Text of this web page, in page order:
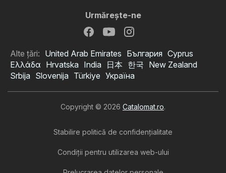
Urmăreşte-ne
Alte țări: United Arab Emirates България Cyprus
Ελλάδα Hrvatska India 日本 한국 New Zealand
Srbija Slovenija Türkiye Україна
Copyright © 2026 Catalomat.ro.
Stabilire politică de confidenţialitate
Condiţii pentru utilizarea web-ului